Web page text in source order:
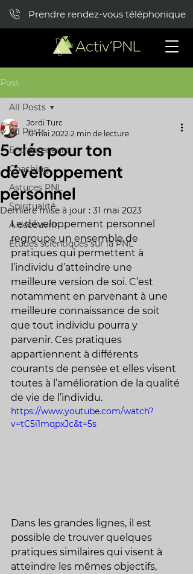
Prendre rendez-vous téléphonique
Post
All Posts
Entrepreneurs
Coaching
Astuces PNL
Spiritualité
A découvrir
Etudes scientiques sur la PNL
All Posts
5 clés pour ton
développement
personnel
Jordi Turc
10 mai 2022 2 min de lecture
Dernière mise à jour : 31 mai 2023
Le développement personnel
regroupe un ensemble de
pratiques qui permettent à
l’individu d’atteindre une
meilleure version de soi. C’est
notamment en parvenant à une
meilleure connaissance de soit
que tout individu pourra y
parvenir. Ces pratiques
appartiennent à différents
courants de pensée et elles visent
toutes à l’amélioration de la qualité
de vie de l’individu.
https://www.youtube.com/watch?
v=tC5i1mqpxJc&t=5s
Dans les grandes lignes, il est
possible de trouver quelques
pratiques similaires qui visent à
atteindre les mêmes objectifs,